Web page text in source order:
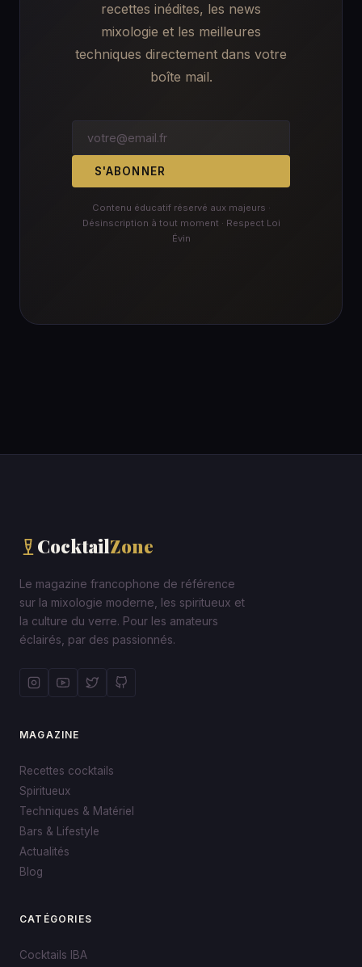
recettes inédites, les news
mixologie et les meilleures
techniques directement dans votre
boîte mail.
S'ABONNER
Contenu éducatif réservé aux majeurs ·
Désinscription à tout moment · Respect Loi
Évin
CocktailZone
Le magazine francophone de référence
sur la mixologie moderne, les spiritueux et
la culture du verre. Pour les amateurs
éclairés, par des passionnés.
MAGAZINE
Recettes cocktails
Spiritueux
Techniques & Matériel
Bars & Lifestyle
Actualités
Blog
CATÉGORIES
Cocktails IBA